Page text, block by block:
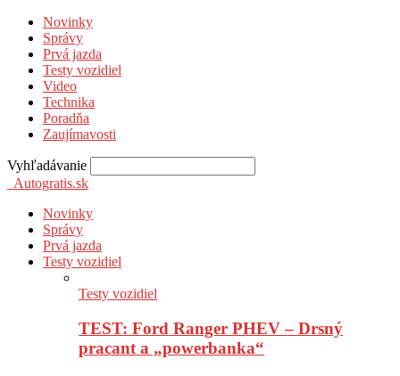
Novinky
Správy
Prvá jazda
Testy vozidiel
Video
Technika
Poradňa
Zaujímavosti
Vyhľadávanie
Autogratis.sk
Novinky
Správy
Prvá jazda
Testy vozidiel
Testy vozidiel
TEST: Ford Ranger PHEV – Drsný
pracant a „powerbanka“